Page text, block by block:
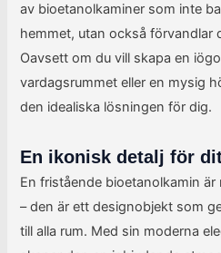
av bioetanolkaminer som inte
hemmet, utan också förvandlar
Oavsett om du vill skapa en
vardagsrummet eller en mysig
den idealiska lösningen för dig.
En ikonisk detalj för
En fristående bioetanolkamin är
– den är ett designobjekt som
till alla rum. Med sin moderna